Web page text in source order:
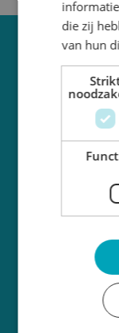
die zij
van hun